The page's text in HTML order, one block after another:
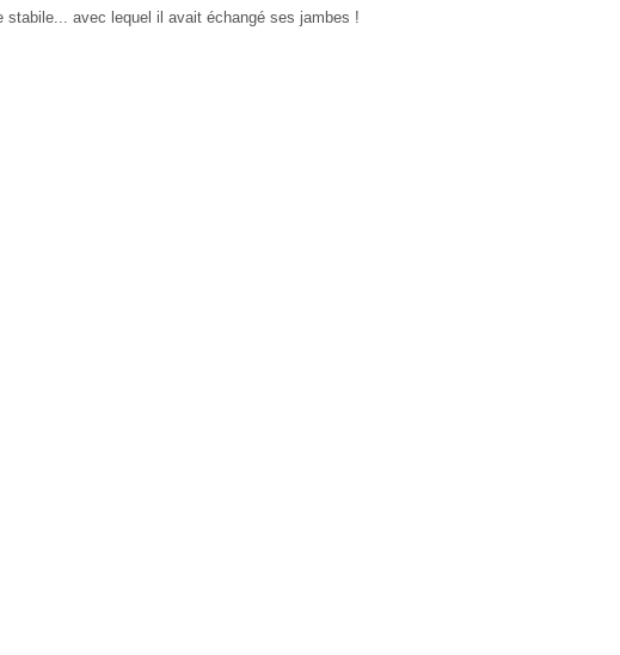
stabile... avec lequel il avait échangé ses jambes !